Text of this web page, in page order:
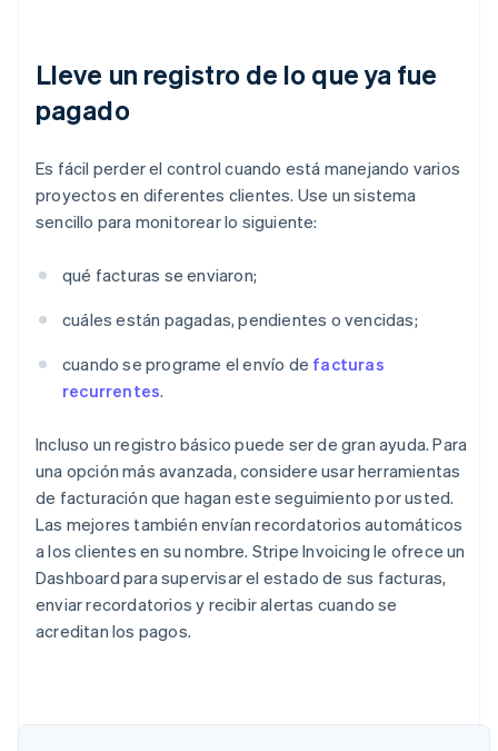
Lleve un registro de lo que ya fue
pagado
Es fácil perder el control cuando está manejando varios
proyectos en diferentes clientes. Use un sistema
sencillo para monitorear lo siguiente:
qué facturas se enviaron;
cuáles están pagadas, pendientes o vencidas;
cuando se programe el envío de facturas
recurrentes.
Incluso un registro básico puede ser de gran ayuda. Para
una opción más avanzada, considere usar herramientas
de facturación que hagan este seguimiento por usted.
Las mejores también envían recordatorios automáticos
a los clientes en su nombre. Stripe Invoicing le ofrece un
Dashboard para supervisar el estado de sus facturas,
enviar recordatorios y recibir alertas cuando se
acreditan los pagos.
DeutschEnglish